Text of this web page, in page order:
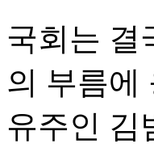
국회는 결
의 부름에
유주인 김